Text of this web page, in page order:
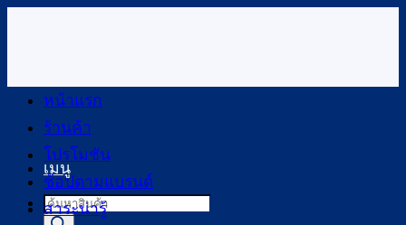
เนื้อหา
เมนู
Products
search
หน้าแรก
ร้านค้า
โปรโมชัน
ช้อปตามแบรนด์
สาระน่ารู้